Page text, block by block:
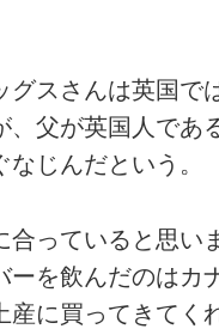
グスさんは英国で
、父が英国人であ
じんだという。
合っていると思い
ーを飲んだのはカ
産に買ってきてく